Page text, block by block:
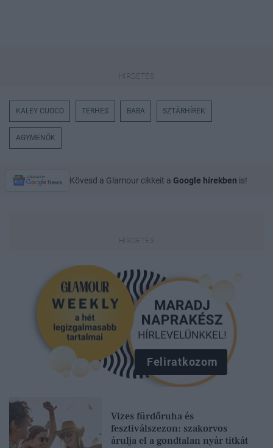
KALEY CUOCO TERHES BABA SZTÁRHÍREK
AGYMENŐK
Kövesd a Glamour cikkeit a Google hírekben is!
Feliratkozom
Vizes fürdőruha és
fesztiválszezon: szakorvos
árulja el a gondtalan nyár titkát